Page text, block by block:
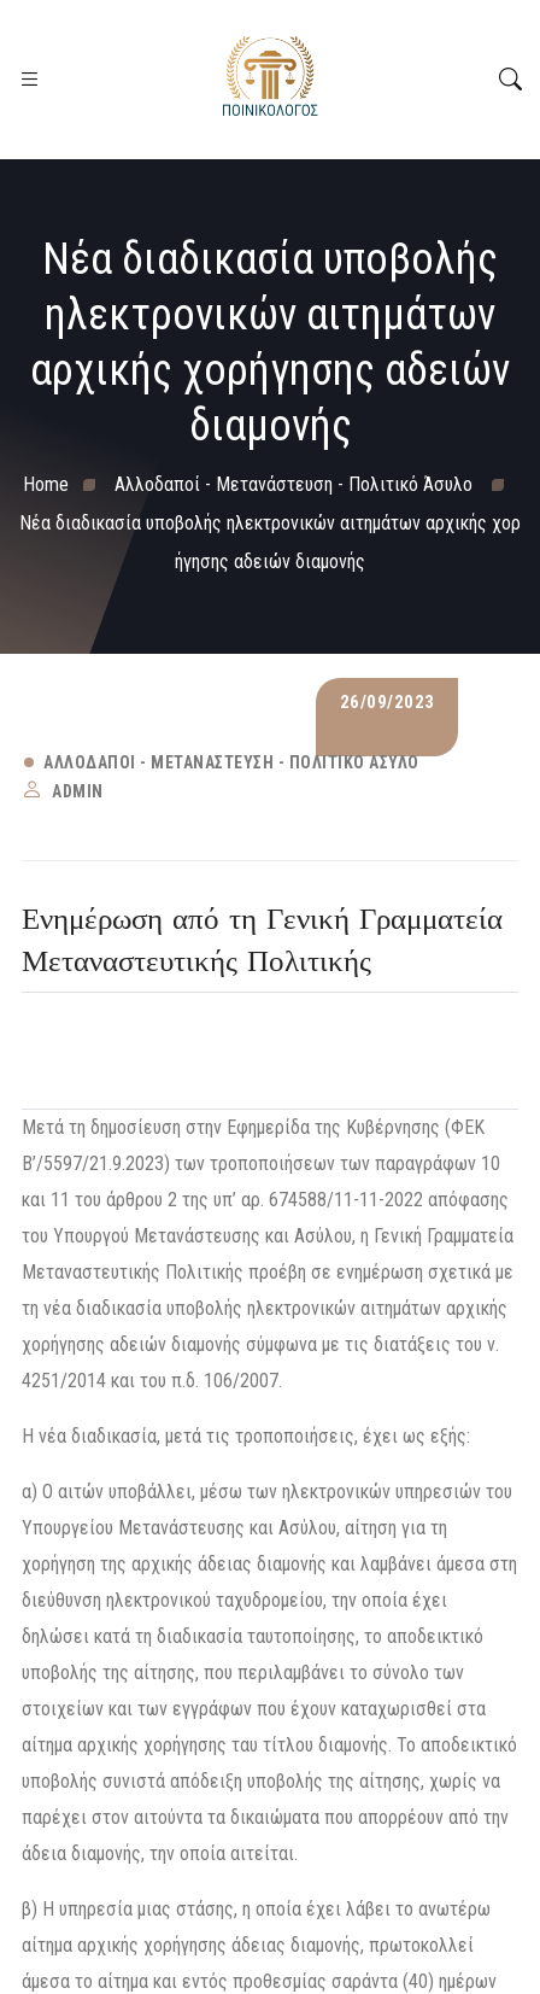
Νέα διαδικασία υποβολής
ηλεκτρονικών αιτημάτων
αρχικής χορήγησης αδειών
διαμονής
Home
Αλλοδαποί - Μετανάστευση - Πολιτικό Άσυλο
Νέα διαδικασία υποβολής ηλεκτρονικών αιτημάτων αρχικής χορ
ήγησης αδειών διαμονής
26/09/2023
ΑΛΛΟΔΑΠΟΊ - ΜΕΤΑΝΆΣΤΕΥΣΗ - ΠΟΛΙΤΙΚΌ ΆΣΥΛΟ
ADMIN
Ενημέρωση από τη Γενική Γραμματεία
Μεταναστευτικής Πολιτικής
Μετά τη δημοσίευση στην Εφημερίδα της Κυβέρνησης (ΦΕΚ
Β’/5597/21.9.2023) των τροποποιήσεων των παραγράφων 10
και 11 του άρθρου 2 της υπ’ αρ. 674588/11-11-2022 απόφασης
του Υπουργού Μετανάστευσης και Ασύλου, η Γενική Γραμματεία
Μεταναστευτικής Πολιτικής προέβη σε ενημέρωση σχετικά με
τη νέα διαδικασία υποβολής ηλεκτρονικών αιτημάτων αρχικής
χορήγησης αδειών διαμονής σύμφωνα με τις διατάξεις του ν.
4251/2014 και του π.δ. 106/2007.
Η νέα διαδικασία, μετά τις τροποποιήσεις, έχει ως εξής:
α) Ο αιτών υποβάλλει, μέσω των ηλεκτρονικών υπηρεσιών του
Υπουργείου Μετανάστευσης και Ασύλου, αίτηση για τη
χορήγηση της αρχικής άδειας διαμονής και λαμβάνει άμεσα στη
διεύθυνση ηλεκτρονικού ταχυδρομείου, την οποία έχει
δηλώσει κατά τη διαδικασία ταυτοποίησης, το αποδεικτικό
υποβολής της αίτησης, που περιλαμβάνει το σύνολο των
στοιχείων και των εγγράφων που έχουν καταχωρισθεί στα
αίτημα αρχικής χορήγησης ταυ τίτλου διαμονής. Το αποδεικτικό
υποβολής συνιστά απόδειξη υποβολής της αίτησης, χωρίς να
παρέχει στον αιτούντα τα δικαιώματα που απορρέουν από την
άδεια διαμονής, την οποία αιτείται.
β) Η υπηρεσία μιας στάσης, η οποία έχει λάβει το ανωτέρω
αίτημα αρχικής χορήγησης άδειας διαμονής, πρωτοκολλεί
άμεσα το αίτημα και εντός προθεσμίας σαράντα (40) ημέρων